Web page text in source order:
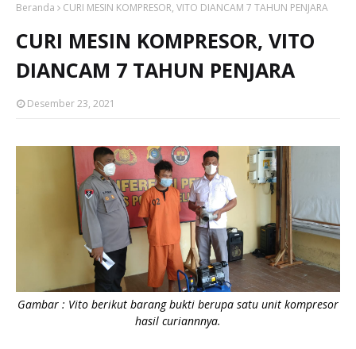
Beranda CURI MESIN KOMPRESOR, VITO DIANCAM 7 TAHUN PENJARA
CURI MESIN KOMPRESOR, VITO
DIANCAM 7 TAHUN PENJARA
Desember 23, 2021
Gambar : Vito berikut barang bukti berupa satu unit kompresor
hasil curiannnya.